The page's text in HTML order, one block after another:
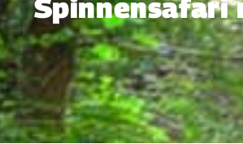
Spinnensafari